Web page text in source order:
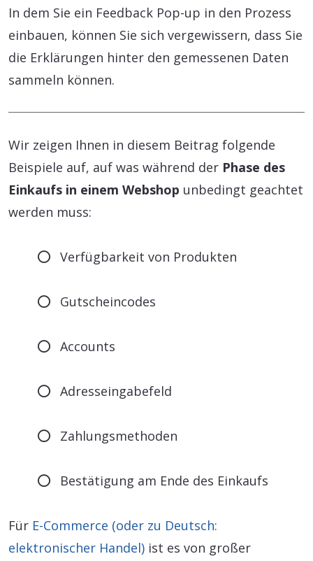
In dem Sie ein Feedback Pop-up in den Prozess
einbauen, können Sie sich vergewissern, dass Sie
die Erklärungen hinter den gemessenen Daten
sammeln können.
Wir zeigen Ihnen in diesem Beitrag folgende
Beispiele auf, auf was während der Phase des
Einkaufs in einem Webshop unbedingt geachtet
werden muss:
Verfügbarkeit von Produkten
Gutscheincodes
Accounts
Adresseingabefeld
Zahlungsmethoden
Bestätigung am Ende des Einkaufs
Für E-Commerce (oder zu Deutsch:
elektronischer Handel) ist es von großer